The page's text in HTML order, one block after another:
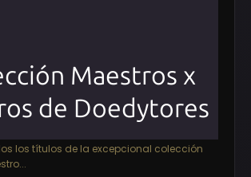
Maestros x
de Doedytores
los títulos de la excepcional colección